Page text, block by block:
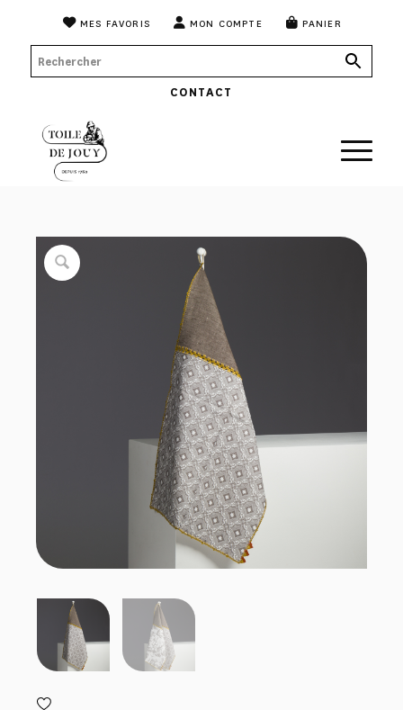
MES FAVORIS MON COMPTE PANIER
CONTACT